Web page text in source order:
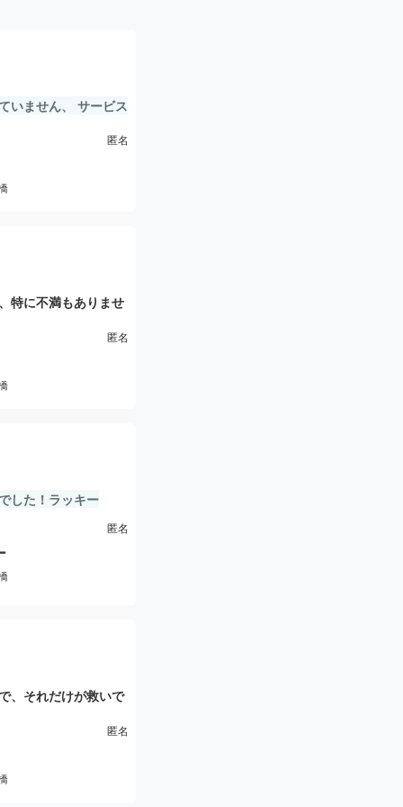
いません、 サービス
匿名
特に不満もありませ
て、良かったです。
匿名
した！ラッキー
匿名
、それだけが救いで
、施術自体もリラッ
なく、次回は別の
匿名